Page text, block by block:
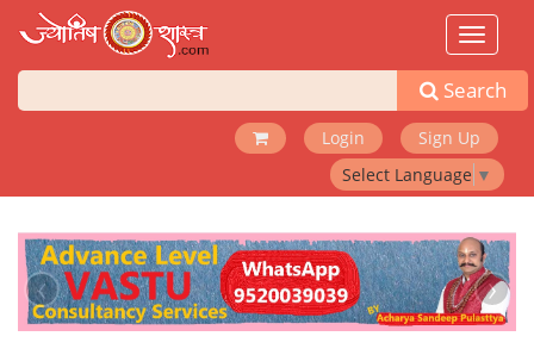
Toggle
Search
Login
Sign Up
Select Language ▼
‹ ›